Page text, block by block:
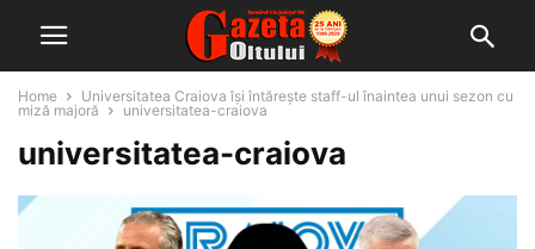
Home
Universitatea Craiova își întărește staff-ul înaintea unui sezon cu
miză majoră
universitatea-craiova
universitatea-craiova